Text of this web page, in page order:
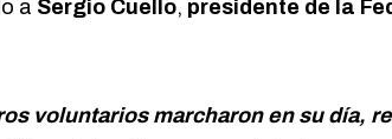
a Sergio Cuello, presidente de la
voluntarios marcharon en su día,